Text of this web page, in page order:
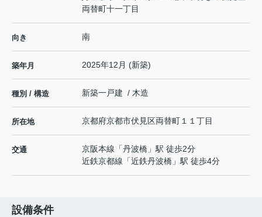
両替町十一丁目
向き 南
築年月 2025年12月 (新築)
種別 / 構造 新築一戸建 / 木造
所在地 京都府京都市伏見区両替町１１丁目
交通 京阪本線 「丹波橋 」駅 徒歩2分
近鉄京都線 「近鉄丹波橋 」駅 徒歩4分
設備条件